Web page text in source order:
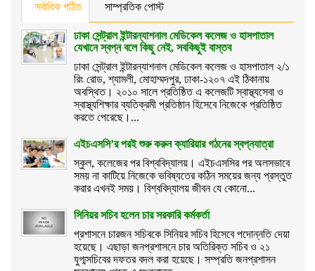
সর্বাধিক পঠিত সাম্প্রতিক পোস্ট
ঢাকা সেন্ট্রাল ইন্টারন্যাশনাল মেডিকেল কলেজ ও হাসপাতাল
যেখানে স্বপ্ন বলে কিছু নেই, সবকিছুই বাস্তব
ঢাকা সেন্ট্রাল ইন্টারন্যাশনাল মেডিকেল কলেজ ও হাসপাতাল ২/১
রিং রোড, শ্যামলী, মোহাম্মদপুর, ঢাকা-১২০৭ এই ঠিকানায়
অবস্থিত। ২০১০ সালে প্রতিষ্ঠিত এ কলেজটি স্বাস্থ্যসেবা ও
স্বাস্থ্যশিক্ষার ব্যতিক্রমী প্রতিষ্ঠান হিসেবে নিজেকে প্রতিষ্ঠিত
করতে পেরেছে।...
এইচএসসি’র পরই শুরু করুন ক্যারিয়ার গঠনের স্বপ্নযাত্রা
স্কুল, কলেজের পর বিশ্ববিদ্যালয়। এইচএসসির পর অলসভাবে
সময় না কাটিয়ে নিজেকে ভবিষ্যতের কঠিন সময়ের জন্য প্রস্তুত
করার এখনই সময়। বিশ্ববিদ্যালয় জীবন যে কোনো...
সিনিয়র সচিব হলেন চার সরকারি কর্মকর্তা
প্রশাসনে চারজন সচিবকে সিনিয়র সচিব হিসেবে পদোন্নতি দেয়া
হয়েছে। এছাড়া জনপ্রশাসনে চার অতিরিক্ত সচিব ও ২১
যুগ্মসচিবের দফতর বদল করা হয়েছে। সম্প্রতি জনপ্রশাসন